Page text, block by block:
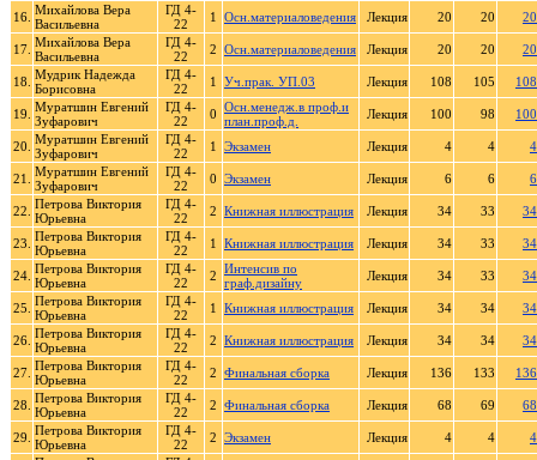
16. Михайлова Вера
Васильевна
ГД 4-
22
1 Осн.материаловедения Лекция 20 20 20
17. Михайлова Вера
Васильевна
ГД 4-
22
2 Осн.материаловедения Лекция 20 20 20
18. Мудрик Надежда
Борисовна
ГД 4-
22
1 Уч.прак. УП.03 Лекция 108 105 108
19. Муратшин Евгений
Зуфарович
ГД 4-
22
0 Осн.менедж.в проф.и
план.проф.д.
Лекция 100 98 100
20. Муратшин Евгений
Зуфарович
ГД 4-
22
1 Экзамен Лекция 4 4 4
21.
Муратшин Евгений
Зуфарович
ГД 4-
22
0 Экзамен Лекция 6 6 6
22. Петрова Виктория
Юрьевна
ГД 4-
22
2 Книжная иллюстрация Лекция 34 33 34
23. Петрова Виктория
Юрьевна
ГД 4-
22
1 Книжная иллюстрация Лекция 34 33 34
24. Петрова Виктория
Юрьевна
ГД 4-
22
2 Интенсив по
граф.дизайну
Лекция 34 33 34
25. Петрова Виктория
Юрьевна
ГД 4-
22
1 Книжная иллюстрация Лекция 34 34 34
26. Петрова Виктория
Юрьевна
ГД 4-
22
2 Книжная иллюстрация Лекция 34 34 34
27. Петрова Виктория
Юрьевна
ГД 4-
22
2 Финальная сборка Лекция 136 133 136
28. Петрова Виктория
Юрьевна
ГД 4-
22
2 Финальная сборка Лекция 68 69 68
29. Петрова Виктория
Юрьевна
ГД 4-
22
2 Экзамен Лекция 4 4 4